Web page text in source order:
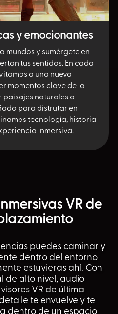
y emocionantes
mundos y sumérgete en
tus sentidos. En cada
a una nueva
momentos clave de la
paisajes naturales o
para distrutar en
tecnología, historia
inmersiva.
VR de
puedes caminar y
dentro del entorno
estuvieras ahí. Con
de alto nivel, audio
VR de última
te envuelve y te
dentro de un espacio